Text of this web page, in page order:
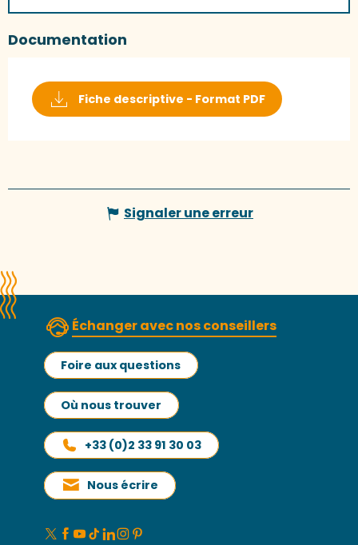
Documentation
Fiche descriptive - Format PDF
Signaler une erreur
Échanger avec nos conseillers
Foire aux questions
Où nous trouver
+33 (0)2 33 91 30 03
Nous écrire